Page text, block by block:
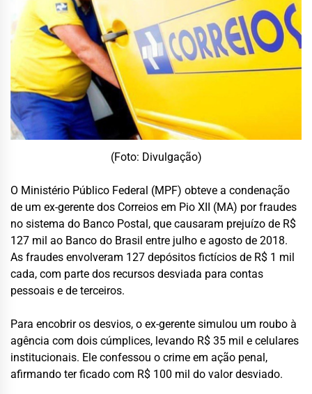
(Foto: Divulgação)
O Ministério Público Federal (MPF) obteve a condenação
de um ex-gerente dos Correios em Pio XII (MA) por fraudes
no sistema do Banco Postal, que causaram prejuízo de R$
127 mil ao Banco do Brasil entre julho e agosto de 2018.
As fraudes envolveram 127 depósitos fictícios de R$ 1 mil
cada, com parte dos recursos desviada para contas
pessoais e de terceiros.
Para encobrir os desvios, o ex-gerente simulou um roubo à
agência com dois cúmplices, levando R$ 35 mil e celulares
institucionais. Ele confessou o crime em ação penal,
afirmando ter ficado com R$ 100 mil do valor desviado.